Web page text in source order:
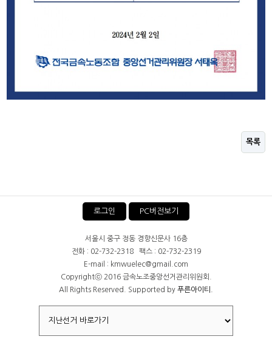
목록
로그인 PC버전보기
서울시 중구 정동 경향신문사 16층
전화 : 02-732-2318 팩스 : 02-732-2319
E-mail : kmwuelec@gmail.com
Copyrightⓒ 2016 금속노조중앙선거관리위원회.
All Rights Reserved. Supported by 푸른아이티.